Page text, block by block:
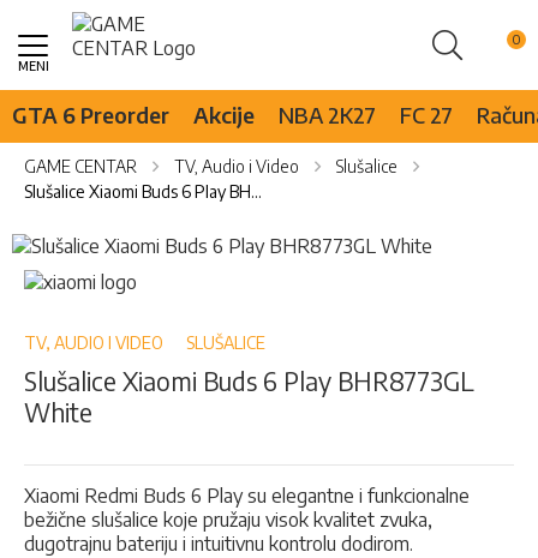
Pretraži
Skip
Content
GTA 6 Preorder Akcije NBA 2K27 FC 27
GAME CENTAR TV, Audio i Video
Slušalice
Slušalice Xiaomi Buds 6 Play BHR8773GL White
Skip
to
the
of
images
gallery
Skip
to
beginning
the
images
TV, AUDIO I VIDEO SLUŠALICE
Slušalice Xiaomi Buds 6 Play BHR8773GL
White
Xiaomi Redmi Buds 6 Play su elegantne i funkcionalne
bežične slušalice koje pružaju visok kvalitet zvuka,
dugotrajnu bateriju i intuitivnu kontrolu dodirom.